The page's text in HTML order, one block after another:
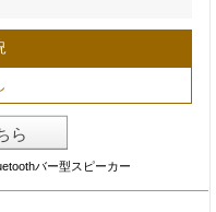
ら
バー型スピーカー